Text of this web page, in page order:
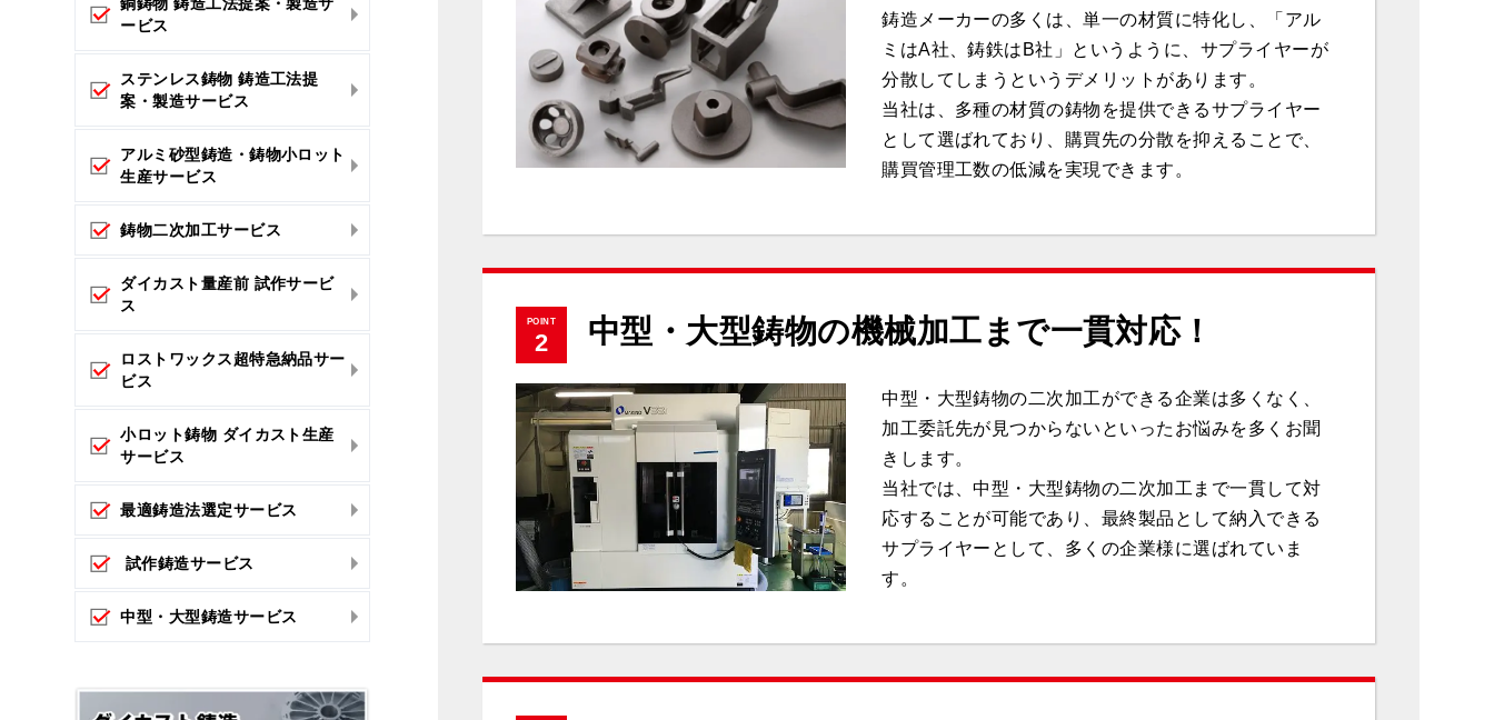
鋳造メーカーの多くは、単一の材質に特化し、「アル
ミはA社、鋳鉄はB社」というように、サプライヤーが
分散してしまうというデメリットがあります。
当社は、多種の材質の鋳物を提供できるサプライヤー
として選ばれており、購買先の分散を抑えることで、
購買管理工数の低減を実現できます。
POINT
2 中型・大型鋳物の機械加工まで一貫対応！
中型・大型鋳物の二次加工ができる企業は多くなく、
加工委託先が見つからないといったお悩みを多くお聞
きします。
当社では、中型・大型鋳物の二次加工まで一貫して対
応することが可能であり、最終製品として納入できる
サプライヤーとして、多くの企業様に選ばれていま
す。
銅鋳物 鋳造工法提案・製造サ
ービス
ステンレス鋳物 鋳造工法提
案・製造サービス
アルミ砂型鋳造・鋳物小ロット
生産サービス
鋳物二次加工サービス
ダイカスト量産前 試作サービ
ス
ロストワックス超特急納品サー
ビス
小ロット鋳物 ダイカスト生産
サービス
最適鋳造法選定サービス
試作鋳造サービス
中型・大型鋳造サービス